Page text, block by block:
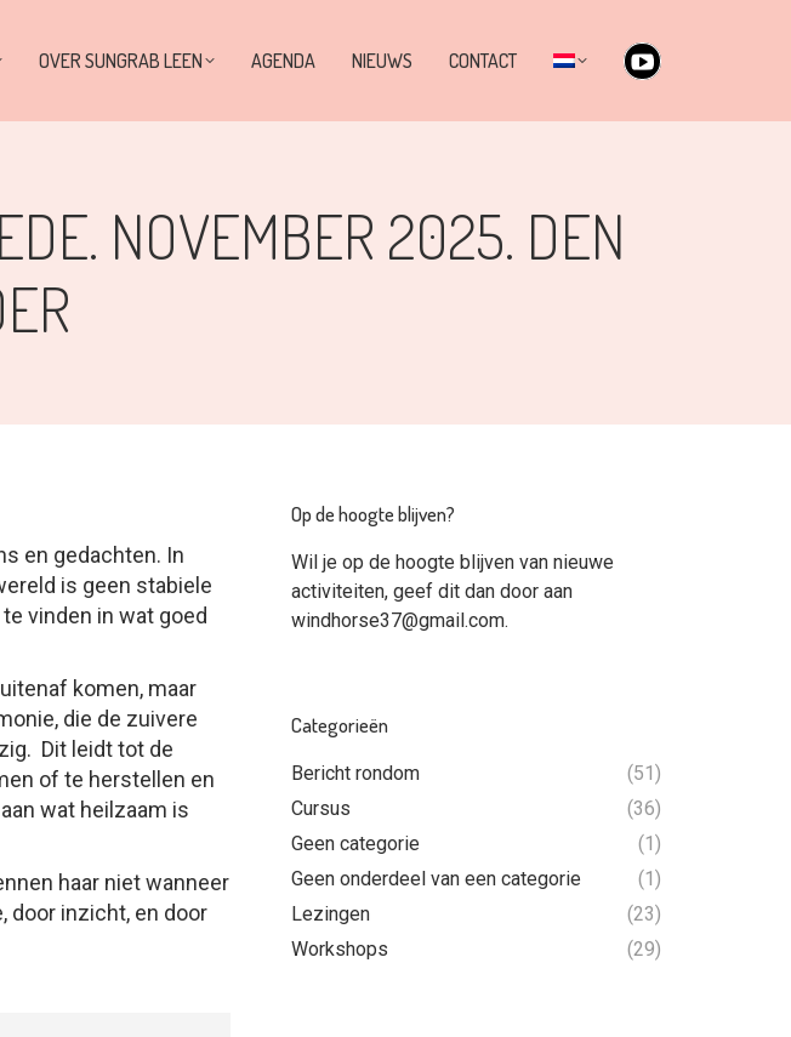
OVER SUNGRAB LEEN AGENDA NIEUWS CONTACT
YouTube
page
NOVEMBER 2025. DEN
en gedachten. In
is geen stabiele
vinden in wat goed
komen, maar
die de zuivere
Dit leidt tot de
of te herstellen en
wat heilzaam is
haar niet wanneer
door inzicht, en door
Op de hoogte blijven?
Wil je op de hoogte blijven van nieuwe
activiteiten, geef dit dan door aan
windhorse37@gmail.com.
Categorieën
Bericht rondom
(51)
Cursus
(36)
Geen categorie
(1)
Geen onderdeel van een categorie
(1)
Lezingen
(23)
Workshops
(29)
opens
in
new